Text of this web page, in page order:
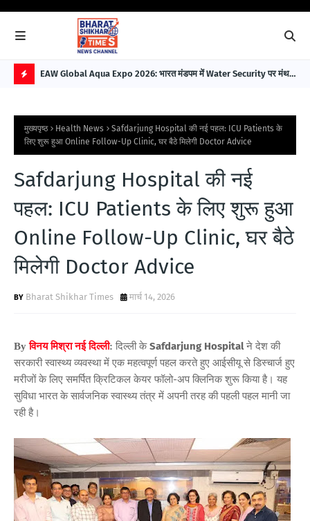
O
T
P
O
S
EAW Global Aqua Expo 2026: भारत मंडपम में Water Security पर मंथन,
मुख्यपृष्ठ Health News
Safdarjung Hospital की नई पहल: ICU Patients के
लिए शुरू हुआ Online Follow-Up Clinic, घर बैठे मिलेगी Doctor Advice
Safdarjung Hospital की नई
पहल: ICU Patients के लिए शुरू हुआ
Online Follow-Up Clinic, घर बैठे
मिलेगी Doctor Advice
Bharat Shikhar Times मार्च 14, 2026
Byविनय मिश्रा नई दिल्ली: दिल्ली केSafdarjung Hospitalने देश की
सरकारी स्वास्थ्य व्यवस्था में एक महत्वपूर्ण पहल करते हुए आईसीयू से डिस्चार्ज हुए
मरीजों के लिए समर्पित क्रिटिकल केयर फॉलो-अप क्लिनिक शुरू किया है। यह
सुविधा भारत के सार्वजनिक स्वास्थ्य तंत्र में अपनी तरह की पहली पहल मानी जा
रही है।